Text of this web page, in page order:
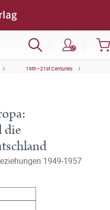
19th–21st Centuries
die
1949-1957